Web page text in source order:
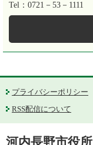
Tel：0721－53－1111
プライバシーポリシー
RSS配信について
河内長野市役所